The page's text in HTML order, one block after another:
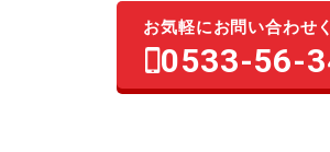
お気軽にお問い合わせ
0533-56-